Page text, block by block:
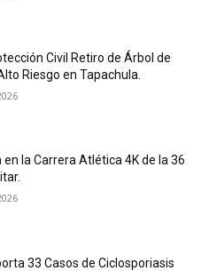
Civil Retiro de Árbol de
Riesgo en Tapachula.
en la Carrera Atlética 4K de la 36
33 Casos de Ciclosporiasis